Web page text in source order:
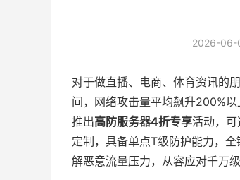
2026-06-
对于做直播、电商、体育资讯的
间，网络攻击量平均飙升200%以
推出高防服务器4折专享活动，
定制，具备单点T级防护能力，
解恶意流量压力，从容应对千万级